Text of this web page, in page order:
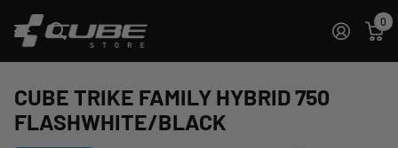
0
CUBE TRIKE FAMILY HYBRID 750
FLASHWHITE/BLACK